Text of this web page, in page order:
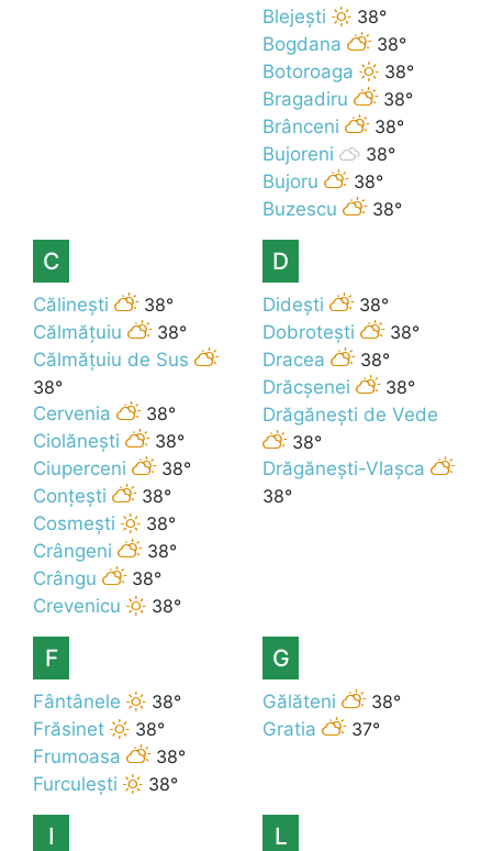
Blejești
38°
Bogdana
38°
Botoroaga
38°
Bragadiru
38°
Brânceni
38°
Bujoreni
38°
Bujoru
38°
Buzescu
38°
C
Călinești
38°
Călmățuiu
38°
Călmățuiu de Sus
38°
Cervenia
38°
Ciolănești
38°
Ciuperceni
38°
Conțești
38°
Cosmești
38°
Crângeni
38°
Crângu
38°
Crevenicu
38°
D
Didești
38°
Dobrotești
38°
Dracea
38°
Drăcșenei
38°
Drăgănești de Vede
38°
Drăgănești-Vlașca
38°
F
Fântânele
38°
Frăsinet
38°
Frumoasa
38°
Furculești
38°
G
Gălăteni
38°
Gratia
37°
I L